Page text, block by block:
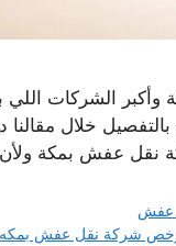
الشركات اللي
خلال
نقل عفش بمكة
عفش
شركة نقل عفش بمكه